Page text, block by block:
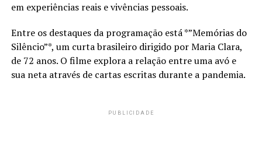
em experiências reais e vivências pessoais.
Entre os destaques da programação está *”Memórias do
Silêncio”*, um curta brasileiro dirigido por Maria Clara,
de 72 anos. O filme explora a relação entre uma avó e
sua neta através de cartas escritas durante a pandemia.
PUBLICIDADE